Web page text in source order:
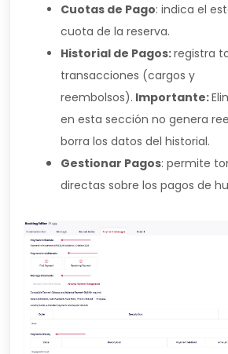
Cuotas de Pago: indica el
cuota de la reserva.
Historial de Pagos:registra
transacciones (cargos y
reembolsos). Importante:
en esta sección no genera
borra los datos del historial.
Gestionar Pagos: permite
directas sobre los pagos de